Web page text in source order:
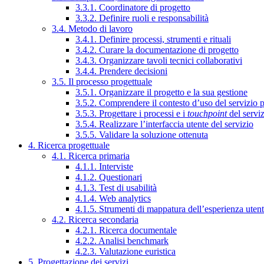
3.3.1. Coordinatore di progetto
3.3.2. Definire ruoli e responsabilità
3.4. Metodo di lavoro
3.4.1. Definire processi, strumenti e rituali
3.4.2. Curare la documentazione di progetto
3.4.3. Organizzare tavoli tecnici collaborativi
3.4.4. Prendere decisioni
3.5. Il processo progettuale
3.5.1. Organizzare il progetto e la sua gestione
3.5.2. Comprendere il contesto d’uso del servizio
3.5.3. Progettare i processi e i touchpointdel
3.5.4. Realizzare l’interfaccia utente del servizio
3.5.5. Validare la soluzione ottenuta
4. Ricerca progettuale
4.1. Ricerca primaria
4.1.1. Interviste
4.1.2. Questionari
4.1.3. Test di usabilità
4.1.4. Web analytics
4.1.5. Strumenti di mappatura dell’esperienza
4.2. Ricerca secondaria
4.2.1. Ricerca documentale
4.2.2. Analisi benchmark
4.2.3. Valutazione euristica
5. Progettazione dei servizi